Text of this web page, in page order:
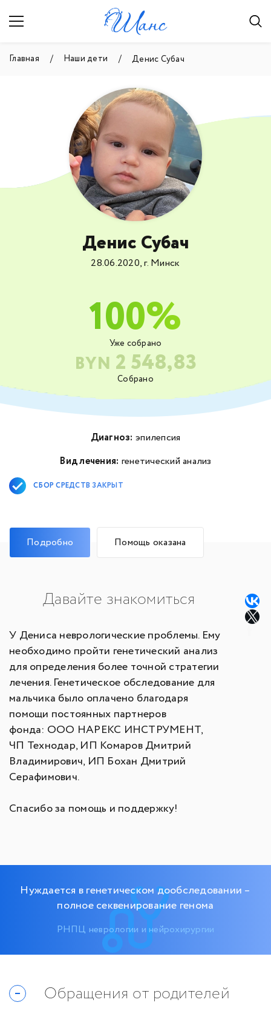
Главная Наши дети Денис Субач
Собрано
BYN 2 548,83
Уже собрано
100%
Денис Субач
28.06.2020, г. Минск
Диагноз: эпилепсия
Вид лечения: генетический анализ
СБОР СРЕДСТВ ЗАКРЫТ
Подробно Помощь оказана
Давайте знакомиться
У Дениса неврологические проблемы. Ему
необходимо пройти генетический анализ
для определения более точной стратегии
лечения. Генетическое обследование для
мальчика было оплачено благодаря
помощи постоянных партнеров
фонда: ООО НАРЕКС ИНСТРУМЕНТ,
ЧП Технодар, ИП Комаров Дмитрий
Владимирович, ИП Бохан Дмитрий
Серафимович.
Спасибо за помощь и поддержку!
Нуждается в генетическом дообследовании –
полное секвенирование генома
РНПЦ неврологии и нейрохирургии
Обращения от родителей